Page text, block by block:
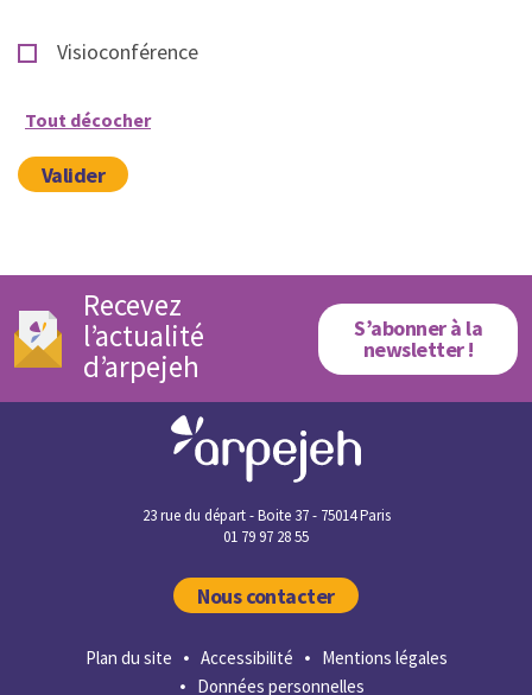
Visioconférence
Tout décocher
Valider
Recevez
l’actualité
d’arpejeh
S’abonner à la
newsletter !
23 rue du départ - Boite 37 - 75014 Paris
01 79 97 28 55
Nous contacter
Plan du site Accessibilité
Mentions légales
Données personnelles